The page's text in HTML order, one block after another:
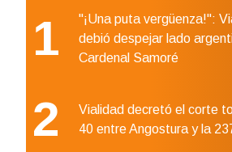
1
"¡Una puta vergüenza!":
debió despejar lado
Cardenal Samoré
2
Vialidad decretó el corte
40 entre Angostura y la